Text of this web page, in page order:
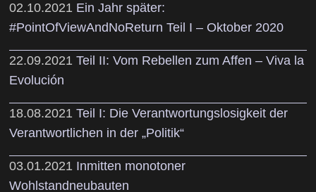
02.10.2021 Ein Jahr später:
#PointOfViewAndNoReturn Teil I – Oktober 2020
22.09.2021 Teil II: Vom Rebellen zum Affen – Viva la
Evolución
18.08.2021 Teil I: Die Verantwortungslosigkeit der
Verantwortlichen in der „Politik“
03.01.2021 Inmitten monotoner
Wohlstandneubauten